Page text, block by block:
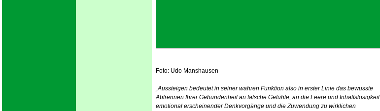
Foto: Udo Manshausen
„Aussteigen bedeutet in seiner wahren Funktion also in erster Linie das bewusste
Abtrennen Ihrer Gebundenheit an falsche Gefühle, an die Leere und Inhaltslosigkeit
emotional erscheinender Denkvorgänge und die Zuwendung zu wirklichen